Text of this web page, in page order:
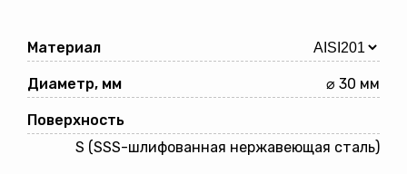
Материал
Диаметр, мм ⌀ 30 мм
Поверхность
S (SSS-шлифованная нержавеющая сталь)